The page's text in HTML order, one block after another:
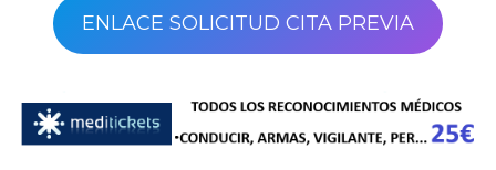
ENLACE SOLICITUD CITA PREVIA